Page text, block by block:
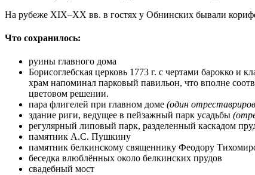
На рубеже XIX–XX вв. в гостях у Обнинских бывали
Что сохранилось:
руины главного дома
Борисоглебская церковь 1773 г. с чертами барокко
храм напоминал парковый павильон, что вполне
цветовом решении.
пара флигелей при главном доме (один
здание риги, ведущее в пейзажный парк усадьбы
регулярный липовый парк, разделенный каскадом
памятник А.С. Пушкину
памятник белкинскому священнику Феодору
беседка влюблённых около белкинских прудов
свадебный мост